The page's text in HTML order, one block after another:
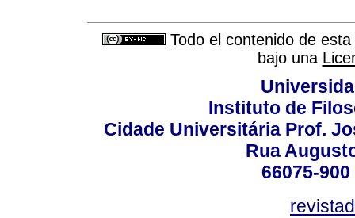
Todo el contenido de
bajo una
Instituto de
Cidade Universitária Prof.
Rua
66075-